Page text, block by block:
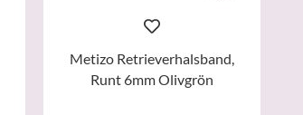
Metizo Retrieverhalsband,
Runt 6mm Olivgrön